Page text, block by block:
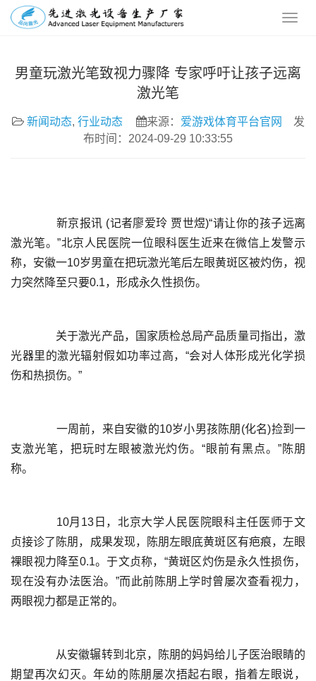
男童玩激光笔致视力骤降 专家呼吁让孩子远离
激光笔
新闻动态, 行业动态 来源： 爱游戏体育平台官网
发
布时间：2024-09-29 10:33:55
激光笔。”北京人民医院一位眼科医生近来在微信上发警示
称，安徽一10岁男童在把玩激光笔后左眼黄斑区被灼伤，视
光器里的激光辐射假如功率过高，“会对人体形成光化学损
支激光笔，把玩时左眼被激光灼伤。“眼前有黑点。”陈朋
贞接诊了陈朋，成果发现，陈朋左眼底黄斑区有疤痕，左眼
裸眼视力降至0.1。于文贞称，“黄斑区灼伤是永久性损伤，
现在没有办法医治。”而此前陈朋上学时曾屡次查看视力，
期望再次幻灭。年幼的陈朋屡次捂起右眼，指着左眼说，